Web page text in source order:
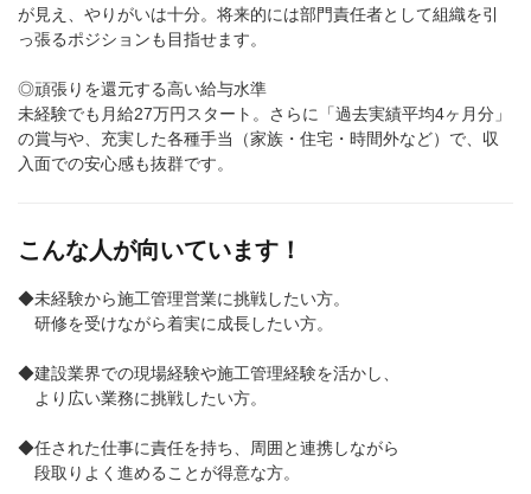
が見え、やりがいは十分。将来的には部門責任者として組織を引
っ張るポジションも目指せます。
◎頑張りを還元する高い給与水準
未経験でも月給27万円スタート。さらに「過去実績平均4ヶ月分」
の賞与や、充実した各種手当（家族・住宅・時間外など）で、収
入面での安心感も抜群です。
こんな人が向いています！
◆未経験から施工管理営業に挑戦したい方。
研修を受けながら着実に成長したい方。
◆建設業界での現場経験や施工管理経験を活かし、
より広い業務に挑戦したい方。
◆任された仕事に責任を持ち、周囲と連携しながら
段取りよく進めることが得意な方。